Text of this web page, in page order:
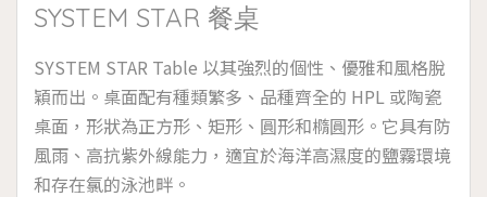
SYSTEM STAR 餐桌
SYSTEM STAR Table 以其強烈的個性、優雅和風格脫
穎而出。桌面配有種類繁多、品種齊全的 HPL 或陶瓷
桌面，形狀為正方形、矩形、圓形和橢圓形。它具有防
風雨、高抗紫外線能力，適宜於海洋高濕度的鹽霧環境
和存在氯的泳池畔。